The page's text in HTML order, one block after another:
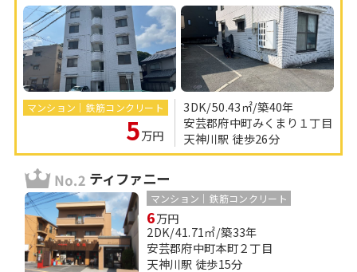
マンション｜鉄筋コンクリート
5万円
3DK/50.43㎡/築40年
安芸郡府中町みくまり１丁目
天神川駅 徒歩26分
ティファニー
マンション｜鉄筋コンクリート
6万円
2DK/41.71㎡/築33年
安芸郡府中町本町２丁目
天神川駅 徒歩15分